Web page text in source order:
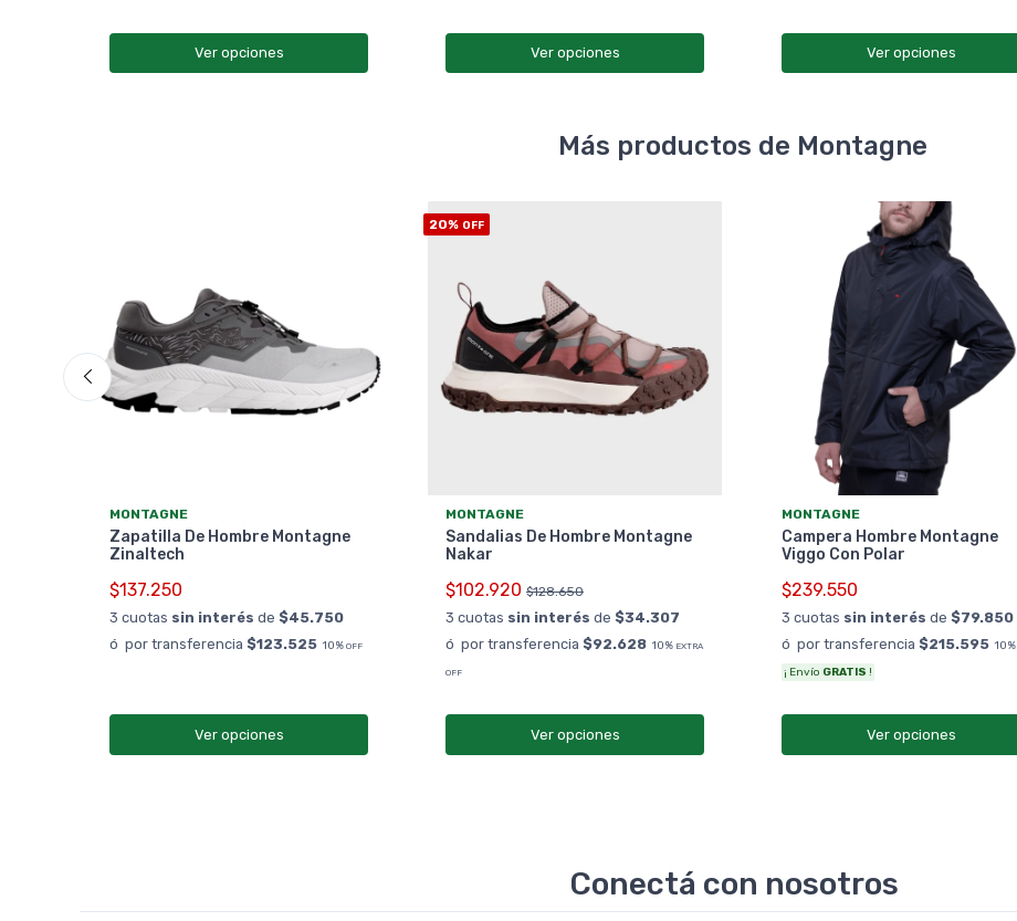
Ver opciones Ver opciones Ver opciones
Más productos de Montagne
MONTAGNE
Zapatilla De Hombre Montagne
Zinaltech
$137.250
3 cuotas sin interés de $45.750
ó por transferencia $123.525 10% OFF
Ver opciones
20% OFF
MONTAGNE
Sandalias De Hombre Montagne
Nakar
$102.920 $128.650
3 cuotas sin interés de $34.307
ó por transferencia $92.628 10% EXTRA
OFF
Ver opciones
MONTAGNE
Campera Hombre Montagne
Viggo Con Polar
$239.550
3 cuotas sin interés de $79.850
ó por transferencia $215.595 10%
¡ Envío GRATIS !
Ver opciones
Conectá con nosotros